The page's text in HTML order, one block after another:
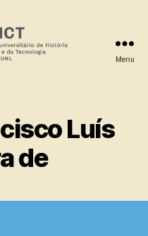
Menu
Luís
de